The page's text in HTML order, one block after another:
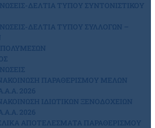
ΔΕΛΤΙΑ ΤΥΠΟΥ ΣΥΝΤΟΝΙΣΤΙΚΟΥ
ΔΕΛΤΙΑ ΤΥΠΟΥ ΣΥΛΛΟΓΩΝ –
ΠΟΛΥΜΕΣΩΝ
ΠΑΡΑΘΕΡΙΣΜΟΥ ΜΕΛΩΝ
2026
ΙΔΙΩΤΙΚΩΝ ΞΕΝΟΔΟΧΕΙΩΝ
2026
ΑΠΟΤΕΛΕΣΜΑΤΑ ΠΑΡΑΘΕΡΙΣΜΟΥ